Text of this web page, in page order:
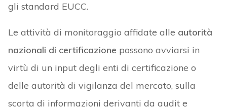
gli standard EUCC.
Le attività di monitoraggio affidate alle autorità
nazionali di certificazione possono avviarsi in
virtù di un input degli enti di certificazione o
delle autorità di vigilanza del mercato, sulla
scorta di informazioni derivanti da audit e